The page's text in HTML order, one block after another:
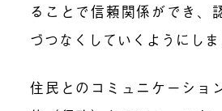
ることで信頼関係ができ、
づつなくしていくようにしま
住民とのコミュニケーショ